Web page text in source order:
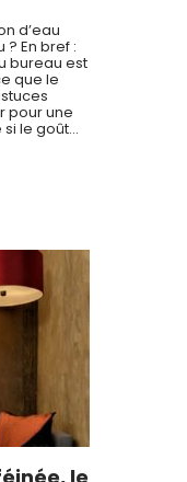
d’eau
En bref :
bureau est
que le
pour une
le goût…